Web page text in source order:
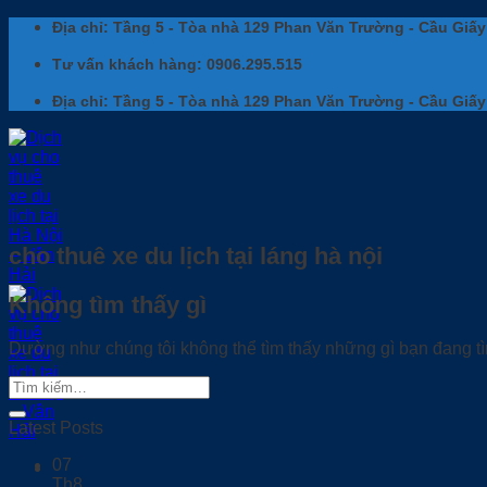
Địa chỉ: Tầng 5 - Tòa nhà 129 Phan Văn Trường - Cầu
Tư vấn khách hàng: 0906.295.515
Địa chỉ: Tầng 5 - Tòa nhà 129 Phan Văn Trường - Cầu
cho thuê xe du lịch tại láng hà nội
Không tìm thấy gì
Dường như chúng tôi không thể tìm thấy những gì bạn đang
Latest Posts
07